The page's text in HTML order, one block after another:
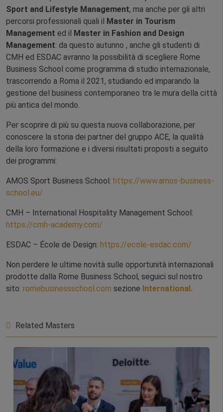
Sport and Lifestyle Management, ma anche per gli altri
percorsi professionali quali il
Master in Tourism
Management ed il
Master in Fashion and Design
Management: da questo autunno , anche gli studenti di
CMH ed ESDAC avranno la possibilità di scegliere Rome
Business School come programma di studio internazionale,
trascorrendo a Roma il 2021, studiando ed imparando la
gestione del business contemporaneo tra le mura della città
più antica del mondo.
Per scoprire di più su questa nuova collaborazione, per
conoscere la storia dei partner del gruppo ACE, la qualità
della loro formazione e i diversi risultati proposti a seguito
dei programmi:
AMOS Sport Business School: https://www.amos-business-
school.eu/
CMH – International Hospitality Management School:
https://cmh-academy.com/
ESDAC – École de Design: https://ecole-esdac.com/
Non perdere le ultime novità sulle opportunità internazionali
prodotte dalla Rome Business School, seguici sul nostro
sito: romebusinessschool.com sezione International.
Related Masters